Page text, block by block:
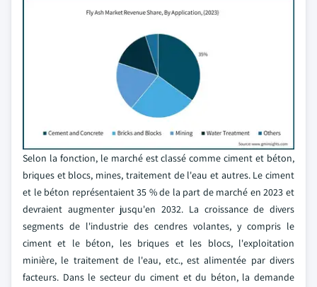
Selon la fonction, le marché est classé comme ciment et béton,
briques et blocs, mines, traitement de l'eau et autres. Le ciment
et le béton représentaient 35 % de la part de marché en 2023 et
devraient augmenter jusqu'en 2032. La croissance de divers
segments de l'industrie des cendres volantes, y compris le
ciment et le béton, les briques et les blocs, l'exploitation
minière, le traitement de l'eau, etc., est alimentée par divers
facteurs. Dans le secteur du ciment et du béton, la demande